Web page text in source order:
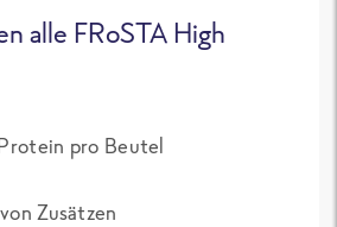
alle FRoSTA High
pro Beutel
Zusätzen